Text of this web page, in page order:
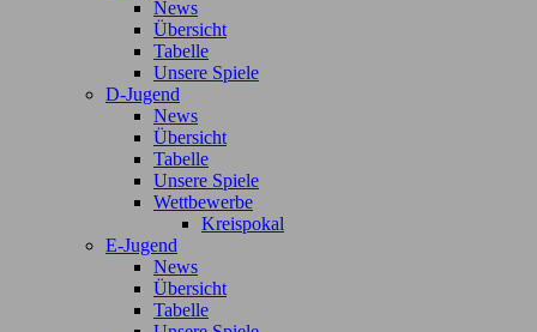
News
Übersicht
Tabelle
Unsere Spiele
D-Jugend
News
Übersicht
Tabelle
Unsere Spiele
Wettbewerbe
Kreispokal
E-Jugend
News
Übersicht
Tabelle